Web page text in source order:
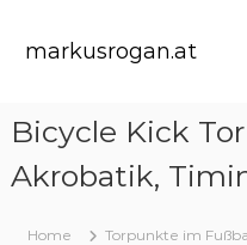
markusrogan.at
Bicycle Kick
Akrobatik,
Home
Torpunkte im